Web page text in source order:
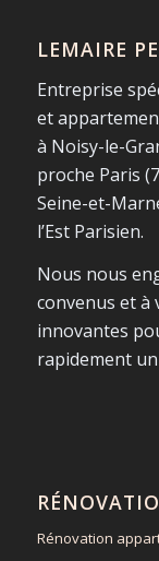
LEMAIRE
Entreprise
et
à Noisy-le-
proche Paris
Seine-et-
l’Est Parisien.
Nous nous
convenus et à
innovantes
rapidement
Rénovation